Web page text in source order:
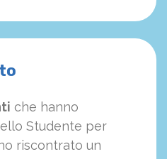
che hanno
Studente per
riscontrato un